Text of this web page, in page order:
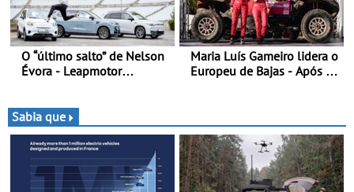
O “último salto” de Nelson
Évora - Leapmotor
momento histórico
Maria Luís Gameiro lidera o
Europeu de Bajas - Após a
Sabia que